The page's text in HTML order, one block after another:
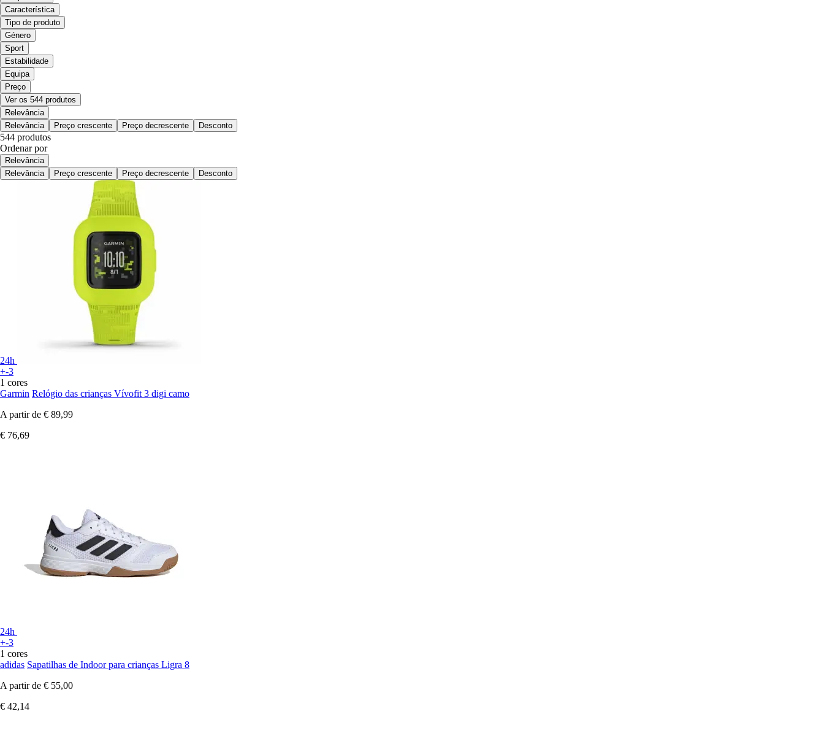
Característica
Tipo de produto
Género
Sport
Estabilidade
Equipa
Preço
Ver os 544 produtos
Relevância
Relevância
Preço crescente Preço decrescente Desconto
544 produtos
Ordenar por
Relevância
Relevância
Preço crescente Preço decrescente Desconto
24h
+-3
1 cores
Garmin Relógio das crianças Vívofit 3 digi camo
A partir de € 89,99
€ 76,69
24h
+-3
1 cores
adidas Sapatilhas de Indoor para crianças Ligra 8
A partir de € 55,00
€ 42,14